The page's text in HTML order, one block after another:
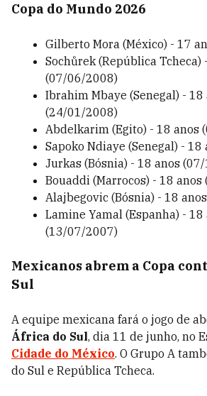
Copa do Mundo 2026
Gilberto Mora (México) - 17
Sochůrek (República Tcheca)
(07/06/2008)
Ibrahim Mbaye (Senegal) - 18
(24/01/2008)
Abdelkarim (Egito) - 18 anos
Sapoko Ndiaye (Senegal) -
Jurkas (Bósnia) - 18 anos
Bouaddi (Marrocos) - 18
Alajbegovic (Bósnia) - 18
Lamine Yamal (Espanha) - 18
(13/07/2007)
Mexicanos abrem a Copa
Sul
A equipe mexicana fará o jogo de
África do Sul, dia 11 de junho, no
Cidade do México. O Grupo A
do Sul e República Tcheca.